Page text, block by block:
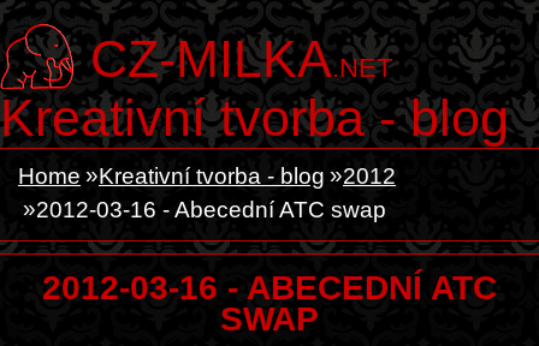
CZ-MILKA.NET
Kreativní tvorba - blog
Home Kreativní tvorba - blog
2012
2012-03-16 - Abecední ATC swap
2012-03-16 - ABECEDNÍ ATC
SWAP